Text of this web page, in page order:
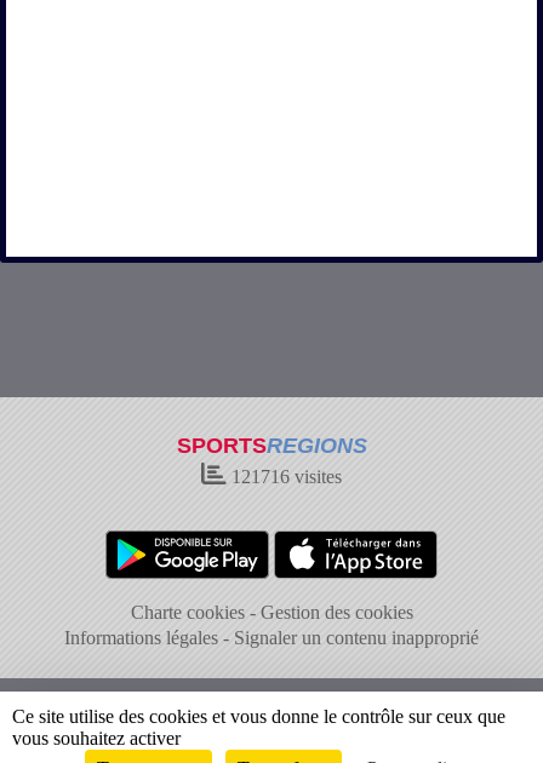
SPORTSREGIONS
121716 visites
Charte cookies
Gestion des cookies
Informations légales
Signaler un contenu inapproprié
Ce site utilise des cookies et vous donne le contrôle sur ceux que
vous souhaitez activer